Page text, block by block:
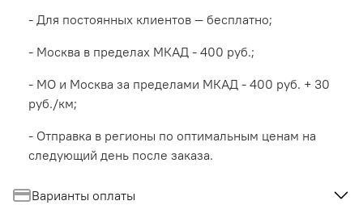
- Для постоянных клиентов — бесплатно;
- Москва в пределах МКАД - 400 руб.;
- МО и Москва за пределами МКАД - 400 руб. + 30
руб./км;
- Отправка в регионы по оптимальным ценам на
следующий день после заказа.
Варианты оплаты